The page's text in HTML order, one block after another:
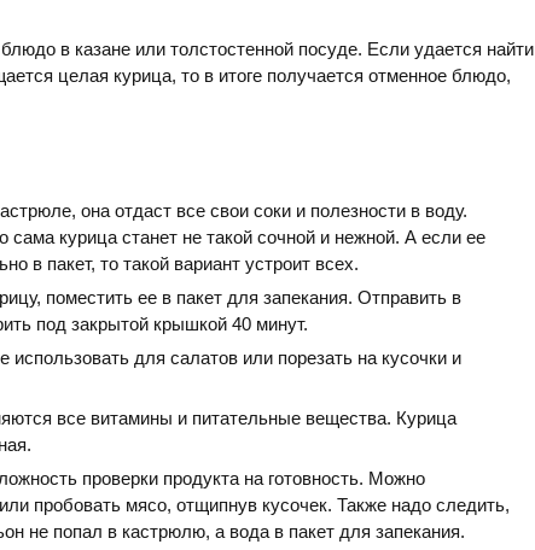
в казане или толстостенной посуде. Если удается найти
целая курица, то в итоге получается отменное блюдо,
она отдаст все свои соки и полезности в воду.
курица станет не такой сочной и нежной. А если ее
в пакет, то такой вариант устроит всех.
поместить ее в пакет для запекания. Отправить в
под закрытой крышкой 40 минут.
для салатов или порезать на кусочки и
все витамины и питательные вещества. Курица
проверки продукта на готовность. Можно
пробовать мясо, отщипнув кусочек. Также надо следить,
не попал в кастрюлю, а вода в пакет для запекания.